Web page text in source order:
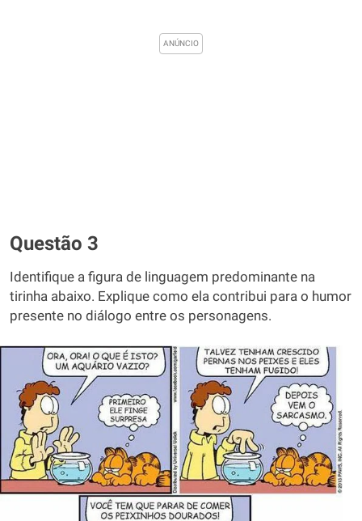
Questão 3
Identifique a figura de linguagem predominante na
tirinha abaixo. Explique como ela contribui para o humor
presente no diálogo entre os personagens.